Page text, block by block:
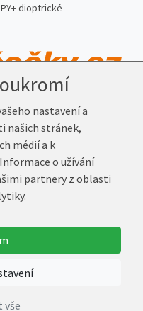
dioptrické
nastavení a
našich stránek,
médií a k
o užívání
partnery z oblasti
vše